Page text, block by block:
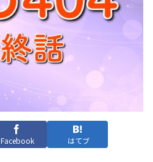
Facebook はてブ